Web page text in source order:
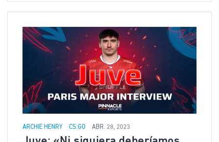
ARCHIE HENRY CS:GO ABR. 28, 2023